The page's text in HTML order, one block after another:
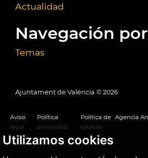
Utilizamos cookies
Actualidad
Navegación
Temas
Ajuntament de València © 2026
Aviso
legal
Política
privacidad
Política de
cookies
Agencia